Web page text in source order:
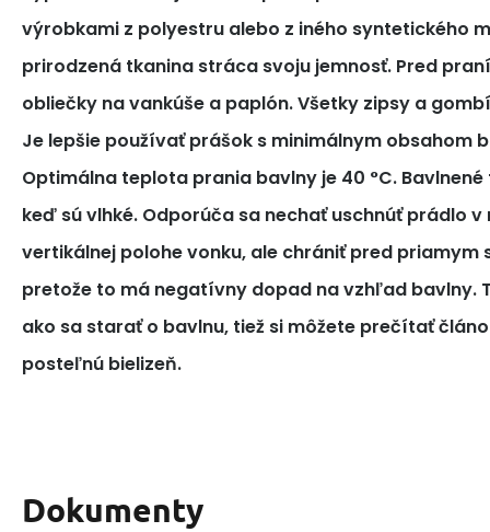
výrobkami z polyestru alebo z iného syntetického
prirodzená tkanina stráca svoju jemnosť. Pred
obliečky na vankúše a paplón. Všetky zipsy a
Je lepšie používať prášok s minimálnym obsahom
Optimálna teplota prania bavlny je 40 °C. Bavlnené
keď sú vlhké. Odporúča sa nechať uschnúť prádlo
vertikálnej polohe vonku, ale chrániť pred priamym
pretože to má negatívny dopad na vzhľad bavlny.
ako sa starať o bavlnu, tiež si môžete prečítať
posteľnú bielizeň.
Dokumenty